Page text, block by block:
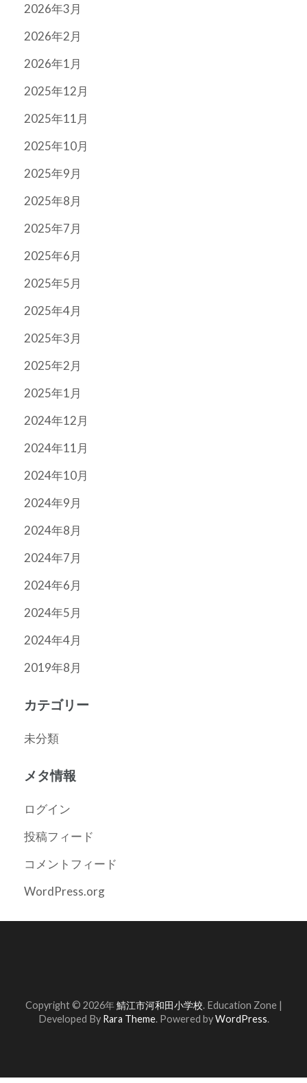
2026年3月
2026年2月
2026年1月
2025年12月
2025年11月
2025年10月
2025年9月
2025年8月
2025年7月
2025年6月
2025年5月
2025年4月
2025年3月
2025年2月
2025年1月
2024年12月
2024年11月
2024年10月
2024年9月
2024年8月
2024年7月
2024年6月
2024年5月
2024年4月
2019年8月
カテゴリー
未分類
メタ情報
ログイン
投稿フィード
コメントフィード
WordPress.org
Copyright © 2026年鯖江市河和田小学校. Education Zone |
Developed By Rara Theme. Powered byWordPress.